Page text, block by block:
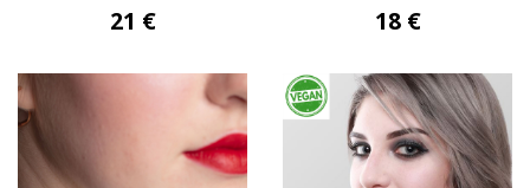
21 € 18 €